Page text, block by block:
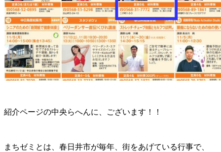
紹介ページの中央らへんに、ございます！！
まちゼミとは、春日井市が毎年、街をあげている行事で、